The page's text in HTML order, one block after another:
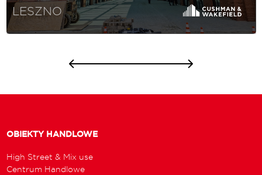
LESZNO
OBIEKTY HANDLOWE
High Street & Mix use
Centrum Handlowe